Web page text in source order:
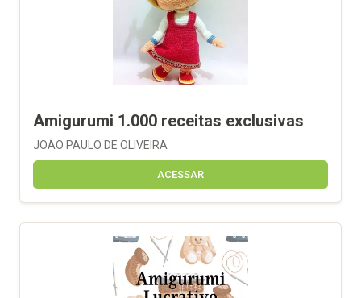
Amigurumi 1.000 receitas exclusivas
JOÃO PAULO DE OLIVEIRA
ACESSAR